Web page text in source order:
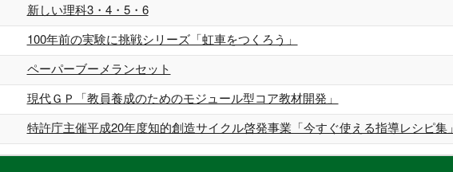
新しい理科3・4・5・6
100年前の実験に挑戦シリーズ「虹車をつくろう」
ペーパーブーメランセット
現代ＧＰ「教員養成のためのモジュール型コア教材開発」
特許庁主催平成20年度知的創造サイクル啓発事業「今すぐ使える指導レシピ集」